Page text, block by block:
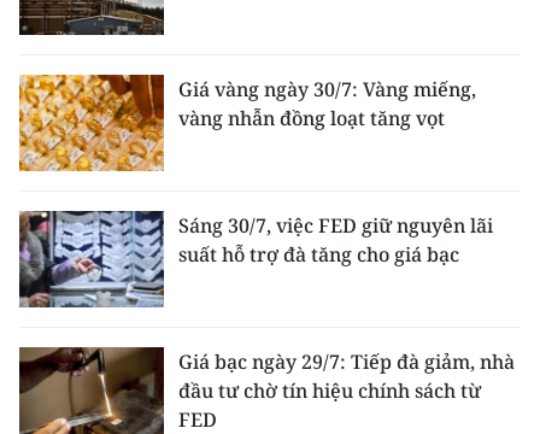
Giá vàng ngày 30/7: Vàng miếng,
vàng nhẫn đồng loạt tăng vọt
Sáng 30/7, việc FED giữ nguyên lãi
suất hỗ trợ đà tăng cho giá bạc
Giá bạc ngày 29/7: Tiếp đà giảm, nhà
đầu tư chờ tín hiệu chính sách từ
FED